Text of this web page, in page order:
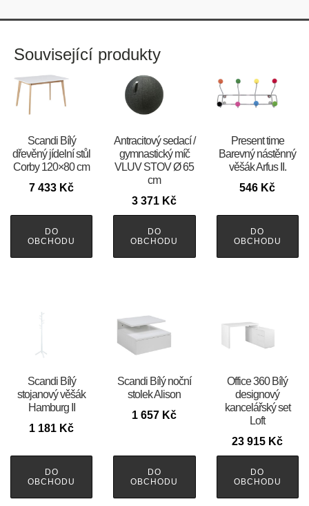
Související produkty
Scandi Bílý
dřevěný jídelní stůl
Corby 120×80 cm
7 433 Kč
DO
OBCHODU
Antracitový sedací /
gymnastický míč
VLUV STOV Ø 65
cm
3 371 Kč
DO
OBCHODU
Present time
Barevný nástěnný
věšák Arfus II.
546 Kč
DO
OBCHODU
Scandi Bílý
stojanový věšák
Hamburg II
1 181 Kč
DO
OBCHODU
Scandi Bílý noční
stolek Alison
1 657 Kč
DO
OBCHODU
Office 360 Bílý
designový
kancelářský set
Loft
23 915 Kč
DO
OBCHODU